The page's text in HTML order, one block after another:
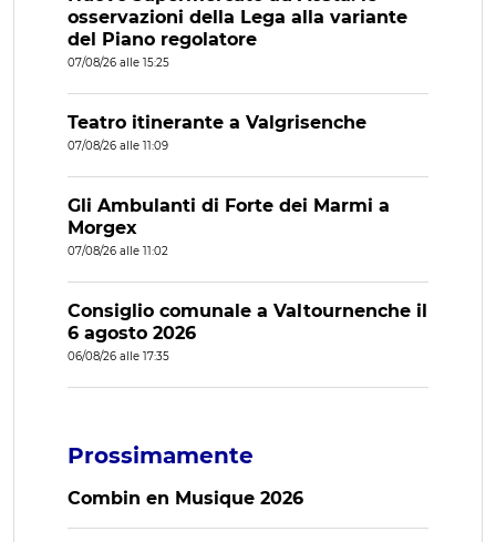
osservazioni della Lega alla variante
del Piano regolatore
07/08/26 alle 15:25
Teatro itinerante a Valgrisenche
07/08/26 alle 11:09
Gli Ambulanti di Forte dei Marmi a
Morgex
07/08/26 alle 11:02
Consiglio comunale a Valtournenche il
6 agosto 2026
06/08/26 alle 17:35
Prossimamente
Combin en Musique 2026